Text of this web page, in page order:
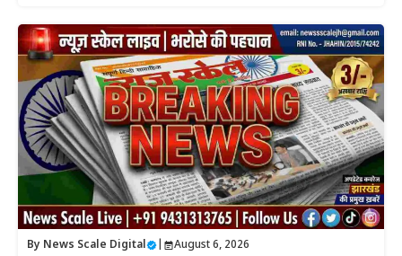
By News Scale Digital August 6, 2026